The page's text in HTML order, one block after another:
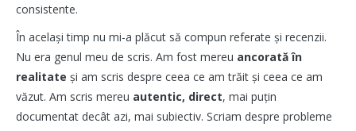
consistente.
În același timp nu mi-a plăcut să compun referate și recenzii.
Nu era genul meu de scris. Am fost mereu ancorată în
realitate și am scris despre ceea ce am trăit și ceea ce am
văzut. Am scris mereu autentic, direct, mai puțin
documentat decât azi, mai subiectiv. Scriam despre probleme